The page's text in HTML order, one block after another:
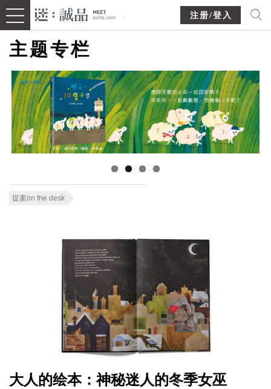
注册/登入
主题专栏
提案on the desk
大人的绘本：神秘迷人的冬季女巫